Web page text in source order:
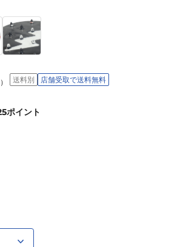
送料別 店舗受取で送料無料
ポイント